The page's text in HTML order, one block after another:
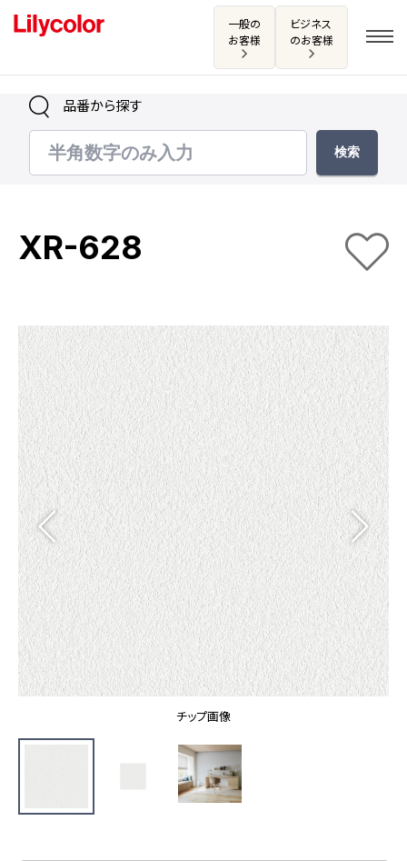
一般の
お客様
ビジネス
のお客様
ログイン・新規会員登録
お気に入り
商品を探す
商品を探す トップ
壁紙
カーテン
床材
ブランド・コレクション
Lilycolor Coordinate 着せ替えシミュレーション
カタログ一覧
カタログ一覧 トップ
壁紙
カーテン
床材
サステナブル商品
ノンワックス床タイル
壁紙機能性ガイド
施工事例
施工事例 トップ
医療・福祉施設
ホテル・オフィス・店舗
モデルハウス
新築戸建・マンション
#リリカラのある暮らし
リリカラノート
ショールーム
ショールーム トップ
東京ショールーム
大阪ショールーム
お客様サポート
お客様サポート トップ
画像ダウンロード
お役立ち資料
非住宅案件に関するお問い合わせ
品番から探す
XR-628
チップ画像